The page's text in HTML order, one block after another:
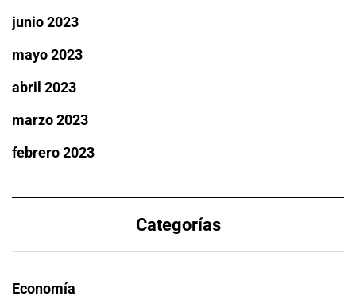
junio 2023
mayo 2023
abril 2023
marzo 2023
febrero 2023
Categorías
Economía